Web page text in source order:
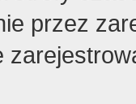
przez